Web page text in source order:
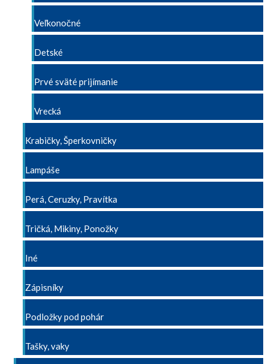
Veľkonočné
Detské
Prvé sväté prijímanie
Vrecká
Krabičky, Šperkovničky
Lampáše
Perá, Ceruzky, Pravítka
Tričká, Mikiny, Ponožky
Iné
Zápisníky
Podložky pod pohár
Tašky, vaky